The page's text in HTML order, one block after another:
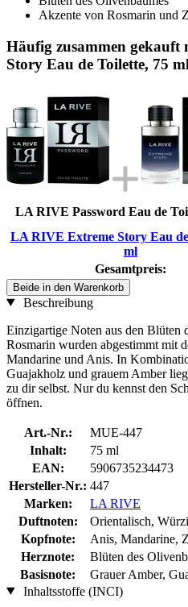
Akzente von Rosmarin und
Häufig zusammen
Story Eau de Toilette, 75 ml
LA RIVE Password Eau de
LA RIVE Extreme Story Eau
ml
Gesamtpreis:
Beide in den Warenkorb
Beschreibung
Einzigartige Noten aus den Blüten
Rosmarin wurden abgestimmt mit
Mandarine und Anis. In
Guajakholz und grauem Amber
zu dir selbst. Nur du kennst den
öffnen.
Art.-Nr.:
MUE-447
Inhalt:
75 ml
EAN:
5906735234473
Hersteller-Nr.: 447
Marken:
LA RIVE
Duftnoten:
Orientalisch,
Kopfnote:
Anis, Mandarine,
Herznote:
Blüten des
Basisnote:
Grauer Amber,
Inhaltsstoffe (INCI)